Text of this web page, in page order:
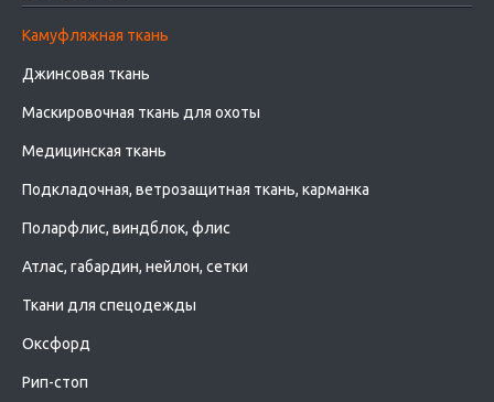
Камуфляжная ткань
Джинсовая ткань
Маскировочная ткань для охоты
Медицинская ткань
Подкладочная, ветрозащитная ткань, карманка
Поларфлис, виндблок, флис
Атлас, габардин, нейлон, сетки
Ткани для спецодежды
Оксфорд
Рип-стоп